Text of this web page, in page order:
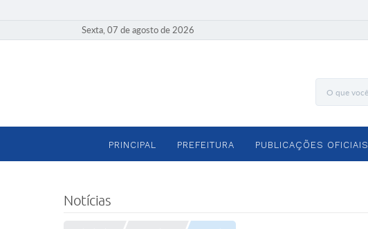
Sexta, 07 de agosto de 2026
PRINCIPAL PREFEITURA PUBLICAÇÕES OFICIAIS
Notícias